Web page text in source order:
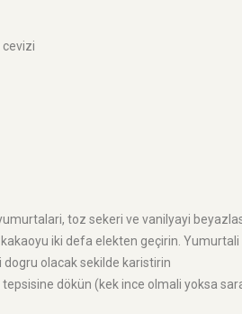
cevizi
toz sekeri ve vanilyayi
iki defa elekten geçirin.
dogru olacak sekilde karistirin
dökün (kek ince olmali yoksa